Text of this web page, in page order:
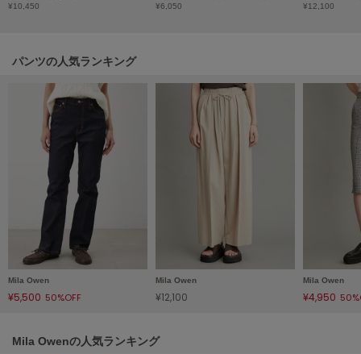
le coq sportif
LeSportsac
レスポートサック
LILY BROWN
リリーブラウン
LILY BROWN Lingerie
リリーブラウンランジェリー
LITTLE UNION TOKYO
リトルユニオン トウキョウ
made of Organics
メイドオブオーガニクス
¥10,450
¥6,050
¥12,100
パンツの人気ランキング
Mila Owen
¥5,500 50%OFF
Mila Owen
¥12,100
Mila Owen
¥4,950
Mila Owenの人気ランキング